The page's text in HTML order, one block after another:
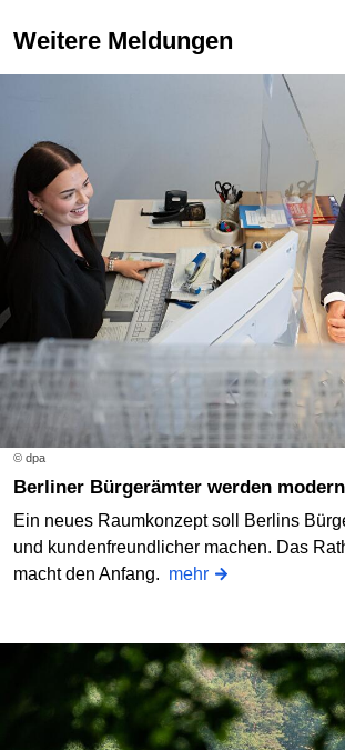
Weitere Meldungen
© dpa
Berliner Bürgerämter werden
Ein neues Raumkonzept soll Berlins
und kundenfreundlicher machen. Das
macht den Anfang. mehr